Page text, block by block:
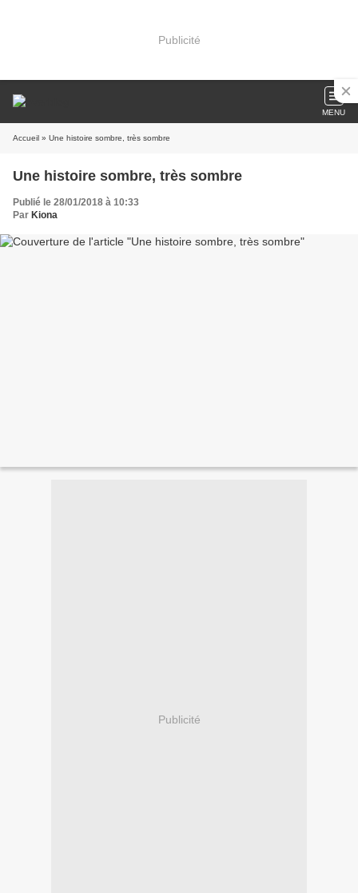
Publicité
MENU
Accueil » Une histoire sombre, très sombre
Une histoire sombre, très sombre
Publié le 28/01/2018 à 10:33
Par Kiona
Publicité